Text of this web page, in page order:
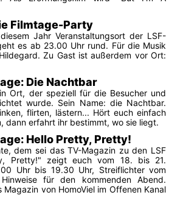
Filmtage-Party
Jahr Veranstaltungsort der LSF-
es ab 23.00 Uhr rund. Für die Musik
Zu Gast ist außerdem vor Ort:
Die Nachtbar
Ort, der speziell für die Besucher und
wurde. Sein Name: die Nachtbar.
flirten, lästern... Hört euch einfach
dann erfahrt ihr bestimmt, wo sie liegt.
Hello Pretty, Pretty!
dem sei das TV-Magazin zu den LSF
Pretty!" zeigt euch vom 18. bis 21.
Uhr bis 19.30 Uhr, Streiflichter vom
für den kommenden Abend.
von HomoViel im Offenen Kanal